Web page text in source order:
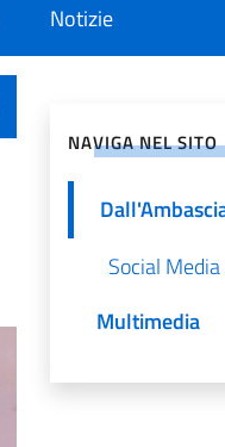
Notizie
NAVIGA NEL SITO
Social
Multimedia